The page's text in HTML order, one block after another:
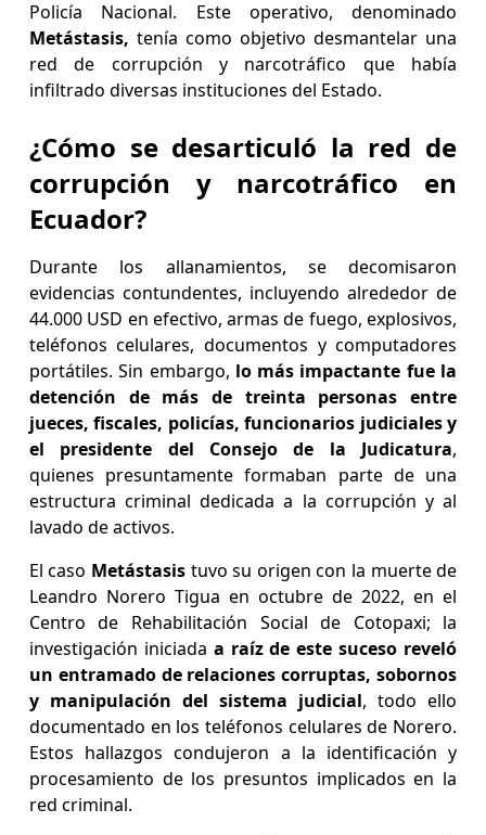
Policía Nacional. Este operativo, denominado
Metástasis, tenía como objetivo desmantelar una
red de corrupción y narcotráfico que había
infiltrado diversas instituciones del Estado.
¿Cómo se desarticuló la red de
corrupción y narcotráfico en
Ecuador?
Durante los allanamientos, se decomisaron
evidencias contundentes, incluyendo alrededor de
44.000 USD en efectivo, armas de fuego, explosivos,
teléfonos celulares, documentos y computadores
portátiles. Sin embargo, lo más impactante fue la
detención de más de treinta personas entre
jueces, fiscales, policías, funcionarios judiciales y
el presidente del Consejo de la Judicatura,
quienes presuntamente formaban parte de una
estructura criminal dedicada a la corrupción y al
lavado de activos.
El caso Metástasis tuvo su origen con la muerte de
Leandro Norero Tigua en octubre de 2022, en el
Centro de Rehabilitación Social de Cotopaxi; la
investigación iniciada a raíz de este suceso reveló
un entramado de relaciones corruptas, sobornos
y manipulación del sistema judicial, todo ello
documentado en los teléfonos celulares de Norero.
Estos hallazgos condujeron a la identificación y
procesamiento de los presuntos implicados en la
red criminal.